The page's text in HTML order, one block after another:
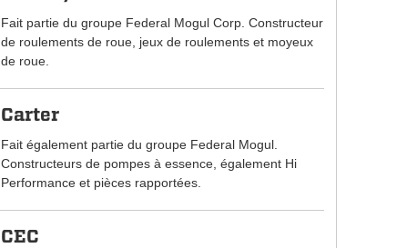
Fait partie du groupe Federal Mogul Corp. Constructeur
de roulements de roue, jeux de roulements et moyeux
de roue.
Carter
Fait également partie du groupe Federal Mogul.
Constructeurs de pompes à essence, également Hi
Performance et pièces rapportées.
CEC